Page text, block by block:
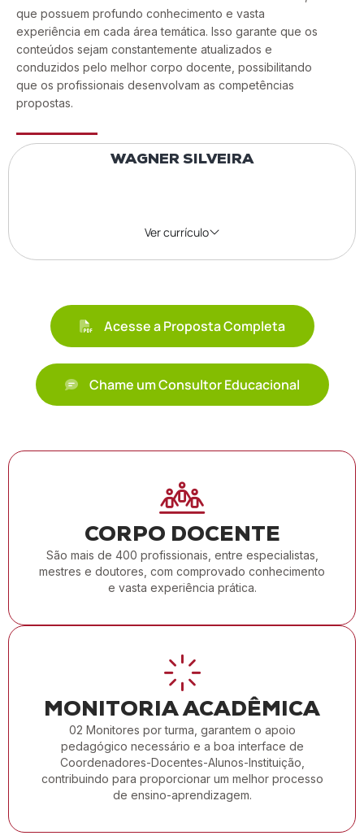
que possuem profundo conhecimento e vasta
experiência em cada área temática. Isso garante que os
conteúdos sejam constantemente atualizados e
conduzidos pelo melhor corpo docente, possibilitando
que os profissionais desenvolvam as competências
propostas.
WAGNER SILVEIRA
Ver currículo
Acesse a Proposta Completa
Chame um Consultor Educacional
CORPO DOCENTE
São mais de 400 profissionais, entre especialistas,
mestres e doutores, com comprovado conhecimento
e vasta experiência prática.
MONITORIA ACADÊMICA
02 Monitores por turma, garantem o apoio
pedagógico necessário e a boa interface de
Coordenadores-Docentes-Alunos-Instituição,
contribuindo para proporcionar um melhor processo
de ensino-aprendizagem.